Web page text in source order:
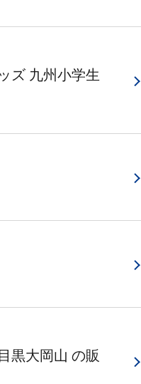
ズ 九州小学生
黒大岡山 の販